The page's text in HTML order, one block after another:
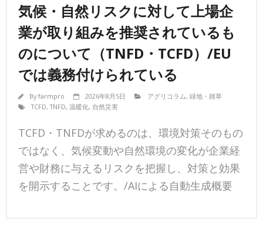
気候・自然リスクに対して上場企
業が取り組みを推奨されているも
のについて（TNFD・TCFD）/EU
では義務付けられている
Byfarmpro 2026年8月5日 アグリコラム, 緑地・雑草
TCFD,TNFD, 温暖化, 自然災害
TCFD・TNFDが求めるのは、環境対策そのもの
ではなく、気候変動や自然環境の変化が企業経
営や財務に与えるリスクを把握し、対策と効果
を開示することです。/AIによる自動生成概要